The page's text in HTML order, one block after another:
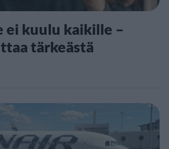
ei kuulu kaikille –
tärkeästä